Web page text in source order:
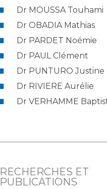
Dr MOUSSA Touhami
Dr OBADIA Mathias
Dr PARDET Noémie
Dr PAUL Clément
Dr PUNTURO Justine
Dr RIVIERE Aurélie
Dr VERHAMME
RECHERCHES ET
PUBLICATIONS